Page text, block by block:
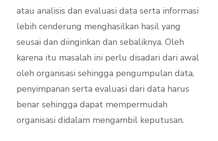
atau analisis dan evaluasi data serta informasi
lebih cenderung menghasilkan hasil yang
seusai dan diinginkan dan sebaliknya. Oleh
karena itu masalah ini perlu disadari dari awal
oleh organisasi sehingga pengumpulan data,
penyimpanan serta evaluasi dari data harus
benar sehingga dapat mempermudah
organisasi didalam mengambil keputusan.